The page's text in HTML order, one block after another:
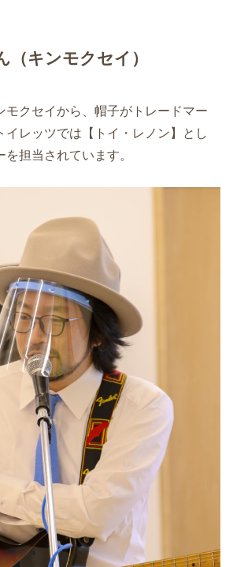
（キンモクセイ）
モクセイから、帽子がトレードマー
イレッツでは【トイ・レノン】とし
担当されています。